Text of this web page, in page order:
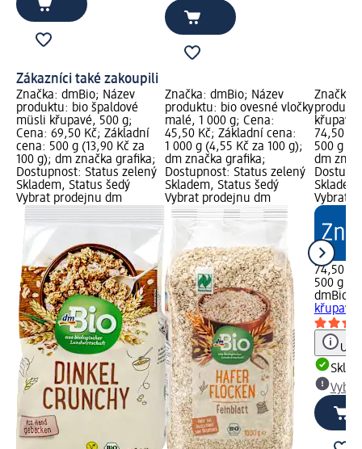
Zákazníci také zakoupili
Značka: dmBio; Název
produktu: bio špaldové
müsli křupavé, 500 g;
Cena: 69,50 Kč; Základní
cena: 500 g (13,90 Kč za
100 g); dm značka grafika;
Dostupnost: Status zelený
Skladem, Status šedý
Vybrat prodejnu dm
Značka: dmBio; Název
produktu: bio ovesné vločky
malé, 1 000 g; Cena:
45,50 Kč; Základní cena:
1 000 g (4,55 Kč za 100 g);
dm značka grafika;
Dostupnost: Status zelený
Skladem, Status šedý
Vybrat prodejnu dm
Značka:
74,50
500 g
dm
Vybrat
74,50 Kč
500 g
dmBio